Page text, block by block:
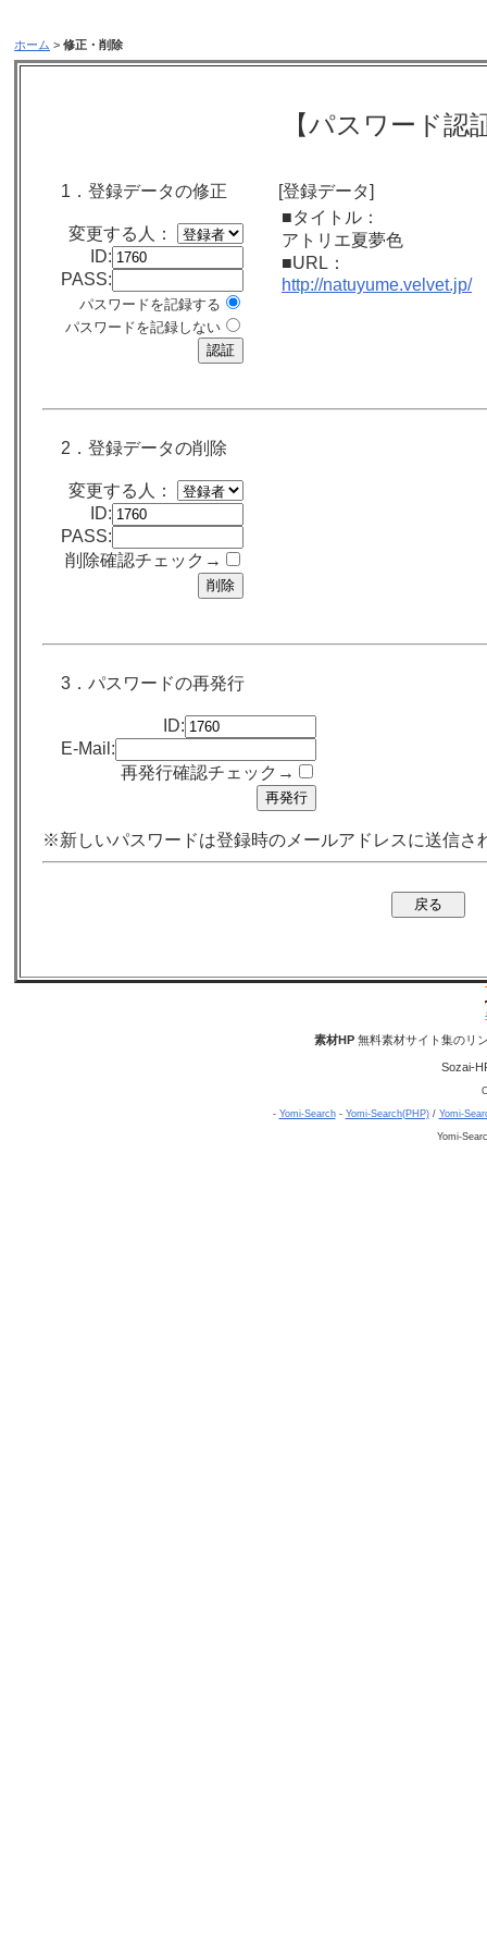
ホーム > 修正・削除
【パスワード認
1．登録データの修正
変更する人：
ID:
PASS:
パスワードを記録する
パスワードを記録しない
[登録データ]
■タイトル：
アトリエ夏夢色
■URL：
http://natuyume.velvet.jp/
2．登録データの削除
変更する人：
ID:
PASS:
削除確認チェック→
3．パスワードの再発行
ID:
E-Mail:
再発行確認チェック→
※新しいパスワードは登録時のメールアドレスに送信さ
素材HP無料素材サイト集のリ
Sozai-
- Yomi-Search- Yomi-Search(PHP)/ Yomi-
Yomi-